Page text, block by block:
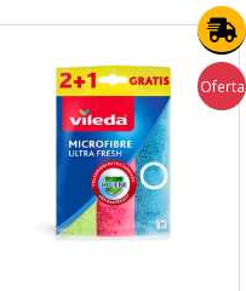
Oferta